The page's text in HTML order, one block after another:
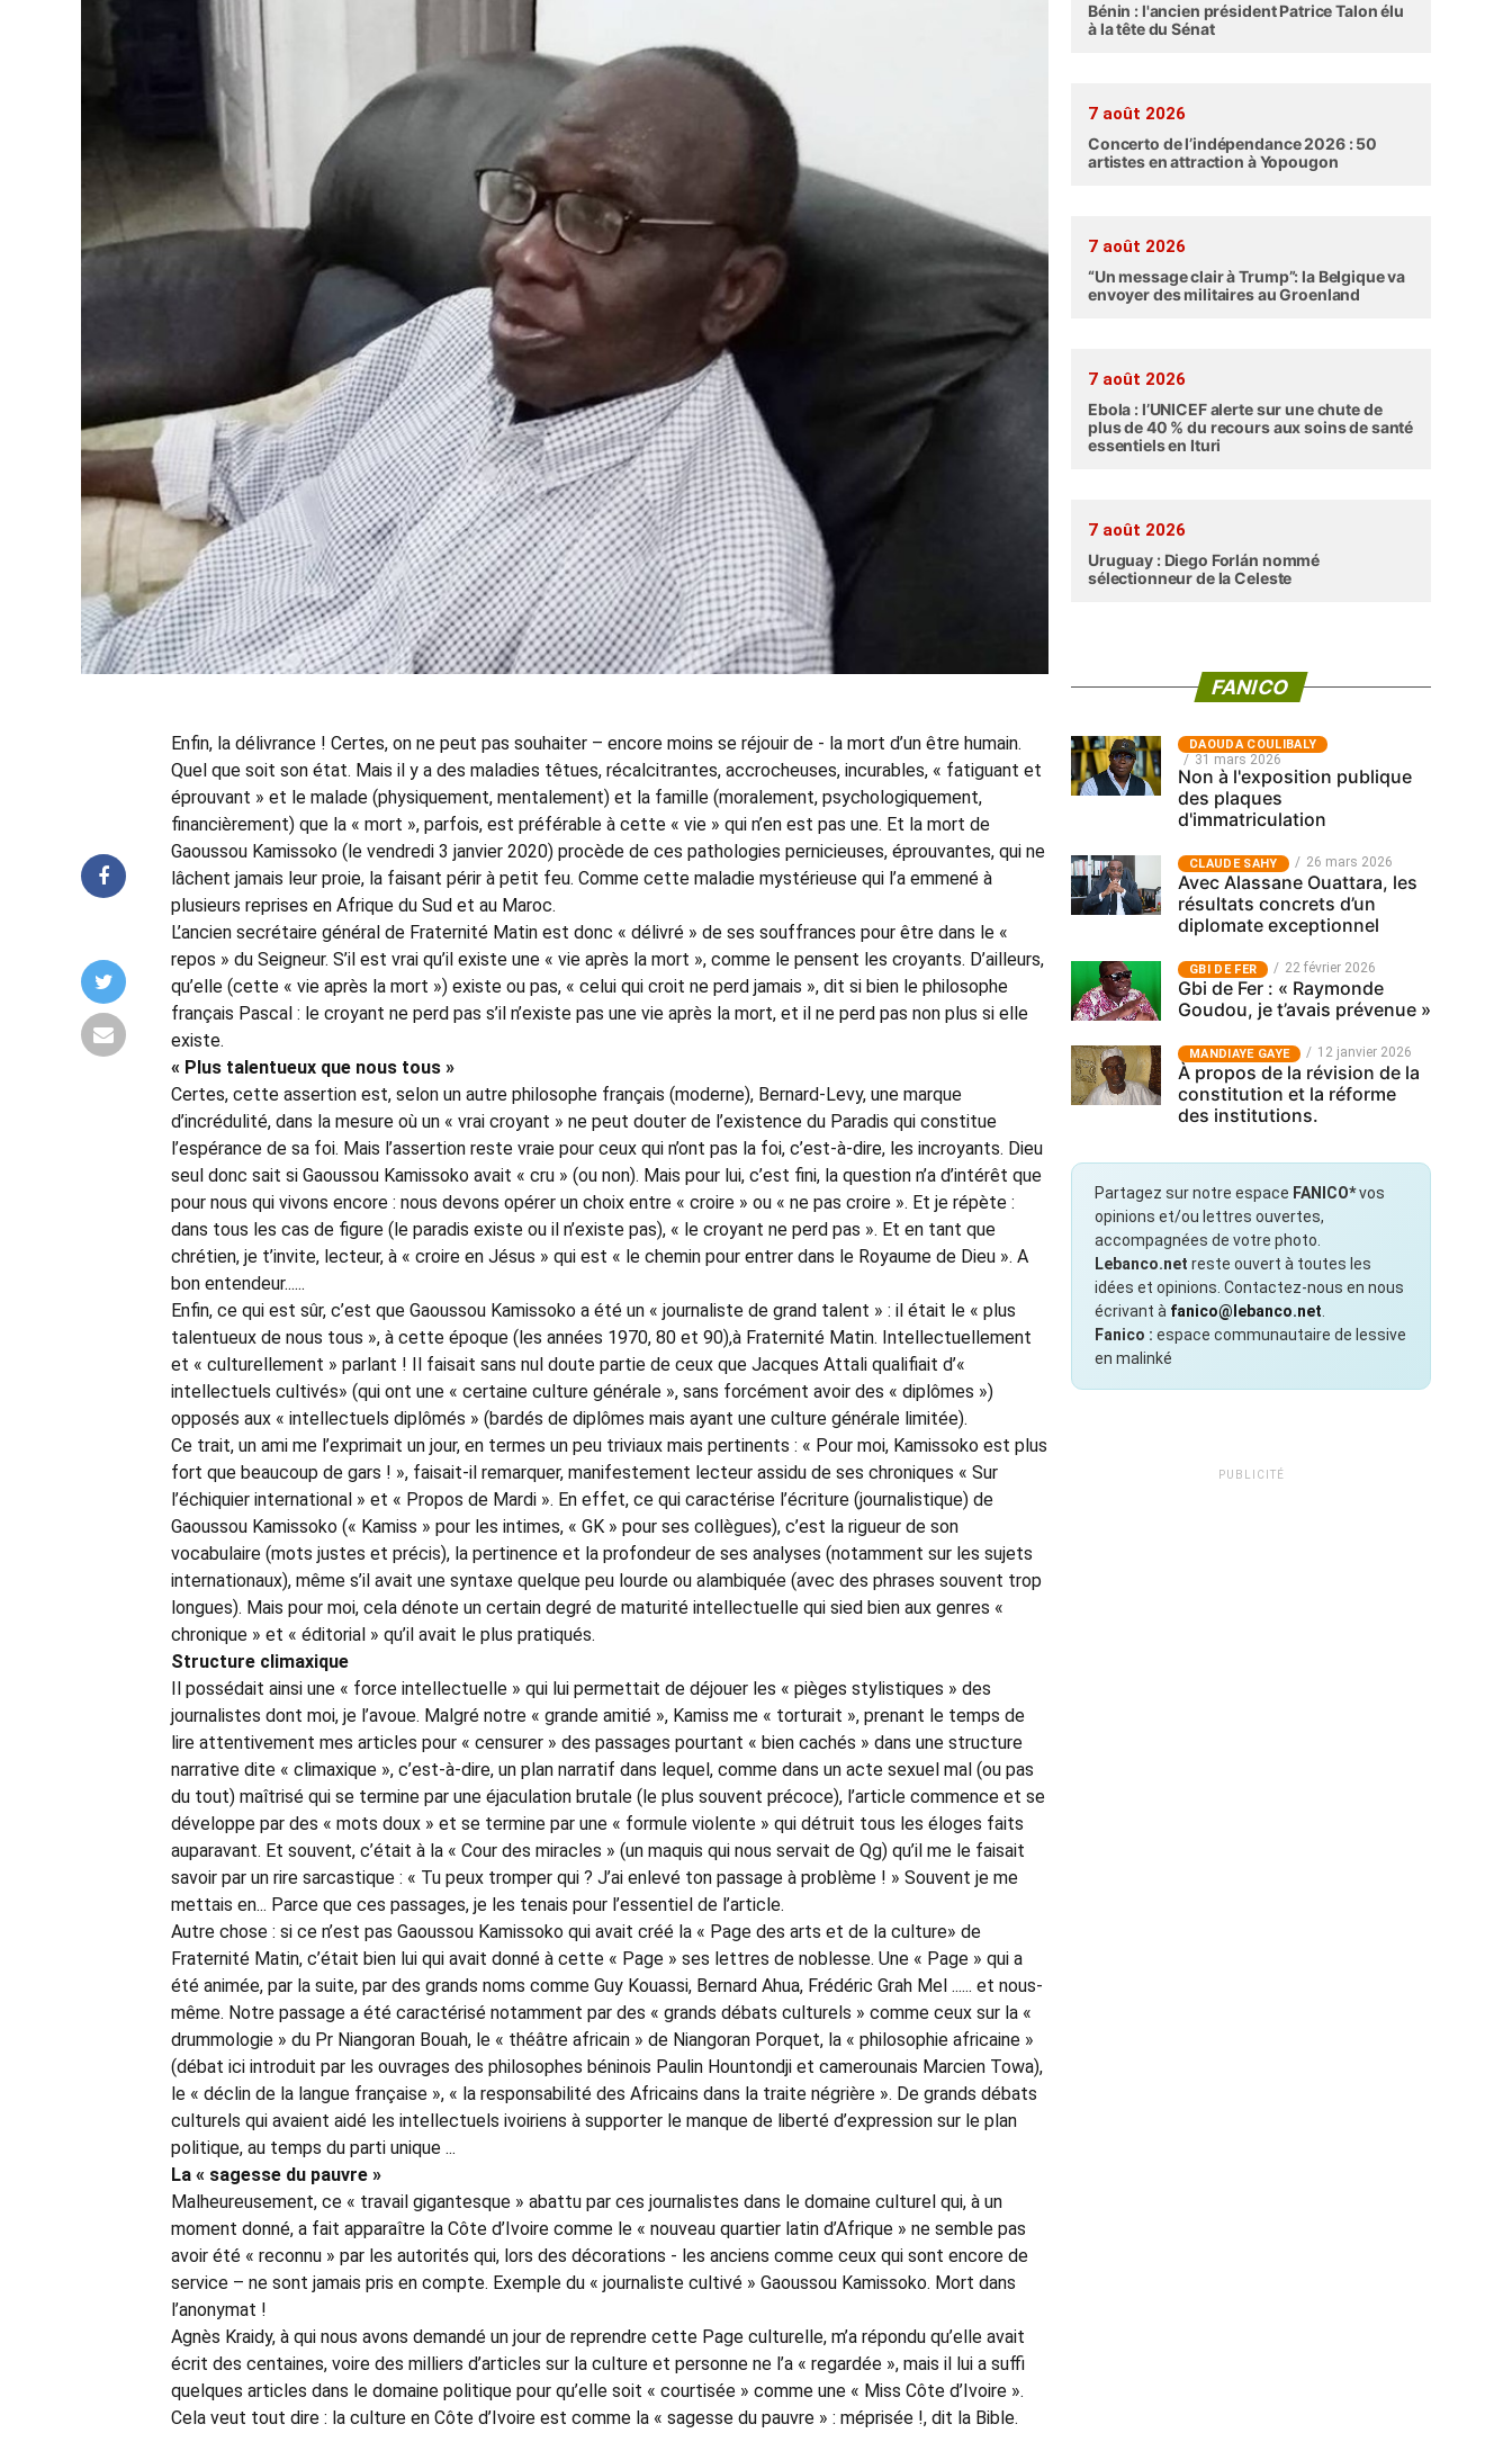
Enfin, la délivrance ! Certes, on ne peut pas souhaiter – encore moins se réjouir de - la mort d’un être humain.
Quel que soit son état. Mais il y a des maladies têtues, récalcitrantes, accrocheuses, incurables, « fatiguant et
éprouvant » et le malade (physiquement, mentalement) et la famille (moralement, psychologiquement,
financièrement) que la « mort », parfois, est préférable à cette « vie » qui n’en est pas une. Et la mort de
Gaoussou Kamissoko (le vendredi 3 janvier 2020) procède de ces pathologies pernicieuses, éprouvantes, qui ne
lâchent jamais leur proie, la faisant périr à petit feu. Comme cette maladie mystérieuse qui l’a emmené à
plusieurs reprises en Afrique du Sud et au Maroc.
L’ancien secrétaire général de Fraternité Matin est donc « délivré » de ses souffrances pour être dans le «
repos » du Seigneur. S’il est vrai qu’il existe une « vie après la mort », comme le pensent les croyants. D’ailleurs,
qu’elle (cette « vie après la mort ») existe ou pas, « celui qui croit ne perd jamais », dit si bien le philosophe
français Pascal : le croyant ne perd pas s’il n’existe pas une vie après la mort, et il ne perd pas non plus si elle
existe.
« Plus talentueux que nous tous »
Certes, cette assertion est, selon un autre philosophe français (moderne), Bernard-Levy, une marque
d’incrédulité, dans la mesure où un « vrai croyant » ne peut douter de l’existence du Paradis qui constitue
l’espérance de sa foi. Mais l’assertion reste vraie pour ceux qui n’ont pas la foi, c’est-à-dire, les incroyants. Dieu
seul donc sait si Gaoussou Kamissoko avait « cru » (ou non). Mais pour lui, c’est fini, la question n’a d’intérêt que
pour nous qui vivons encore : nous devons opérer un choix entre « croire » ou « ne pas croire ». Et je répète :
dans tous les cas de figure (le paradis existe ou il n’existe pas), « le croyant ne perd pas ». Et en tant que
chrétien, je t’invite, lecteur, à « croire en Jésus » qui est « le chemin pour entrer dans le Royaume de Dieu ». A
bon entendeur......
Enfin, ce qui est sûr, c’est que Gaoussou Kamissoko a été un « journaliste de grand talent » : il était le « plus
talentueux de nous tous », à cette époque (les années 1970, 80 et 90),à Fraternité Matin. Intellectuellement
et « culturellement » parlant ! Il faisait sans nul doute partie de ceux que Jacques Attali qualifiait d’«
intellectuels cultivés» (qui ont une « certaine culture générale », sans forcément avoir des « diplômes »)
opposés aux « intellectuels diplômés » (bardés de diplômes mais ayant une culture générale limitée).
Ce trait, un ami me l’exprimait un jour, en termes un peu triviaux mais pertinents : « Pour moi, Kamissoko est plus
fort que beaucoup de gars ! », faisait-il remarquer, manifestement lecteur assidu de ses chroniques « Sur
l’échiquier international » et « Propos de Mardi ». En effet, ce qui caractérise l’écriture (journalistique) de
Gaoussou Kamissoko (« Kamiss » pour les intimes, « GK » pour ses collègues), c’est la rigueur de son
vocabulaire (mots justes et précis), la pertinence et la profondeur de ses analyses (notamment sur les sujets
internationaux), même s’il avait une syntaxe quelque peu lourde ou alambiquée (avec des phrases souvent trop
longues). Mais pour moi, cela dénote un certain degré de maturité intellectuelle qui sied bien aux genres «
chronique » et « éditorial » qu’il avait le plus pratiqués.
Structure climaxique
Il possédait ainsi une « force intellectuelle » qui lui permettait de déjouer les « pièges stylistiques » des
journalistes dont moi, je l’avoue. Malgré notre « grande amitié », Kamiss me « torturait », prenant le temps de
lire attentivement mes articles pour « censurer » des passages pourtant « bien cachés » dans une structure
narrative dite « climaxique », c’est-à-dire, un plan narratif dans lequel, comme dans un acte sexuel mal (ou pas
du tout) maîtrisé qui se termine par une éjaculation brutale (le plus souvent précoce), l’article commence et se
développe par des « mots doux » et se termine par une « formule violente » qui détruit tous les éloges faits
auparavant. Et souvent, c’était à la « Cour des miracles » (un maquis qui nous servait de Qg) qu’il me le faisait
savoir par un rire sarcastique : « Tu peux tromper qui ? J’ai enlevé ton passage à problème ! » Souvent je me
mettais en... Parce que ces passages, je les tenais pour l’essentiel de l’article.
Autre chose : si ce n’est pas Gaoussou Kamissoko qui avait créé la « Page des arts et de la culture» de
Fraternité Matin, c’était bien lui qui avait donné à cette « Page » ses lettres de noblesse. Une « Page » qui a
été animée, par la suite, par des grands noms comme Guy Kouassi, Bernard Ahua, Frédéric Grah Mel ...... et nous-
même. Notre passage a été caractérisé notamment par des « grands débats culturels » comme ceux sur la «
drummologie » du Pr Niangoran Bouah, le « théâtre africain » de Niangoran Porquet, la « philosophie africaine »
(débat ici introduit par les ouvrages des philosophes béninois Paulin Hountondji et camerounais Marcien Towa),
le « déclin de la langue française », « la responsabilité des Africains dans la traite négrière ». De grands débats
culturels qui avaient aidé les intellectuels ivoiriens à supporter le manque de liberté d’expression sur le plan
politique, au temps du parti unique ...
La « sagesse du pauvre »
Malheureusement, ce « travail gigantesque » abattu par ces journalistes dans le domaine culturel qui, à un
moment donné, a fait apparaître la Côte d’Ivoire comme le « nouveau quartier latin d’Afrique » ne semble pas
avoir été « reconnu » par les autorités qui, lors des décorations - les anciens comme ceux qui sont encore de
service – ne sont jamais pris en compte. Exemple du « journaliste cultivé » Gaoussou Kamissoko. Mort dans
l’anonymat !
Agnès Kraidy, à qui nous avons demandé un jour de reprendre cette Page culturelle, m’a répondu qu’elle avait
écrit des centaines, voire des milliers d’articles sur la culture et personne ne l’a « regardée », mais il lui a suffi
quelques articles dans le domaine politique pour qu’elle soit « courtisée » comme une « Miss Côte d’Ivoire ».
Cela veut tout dire : la culture en Côte d’Ivoire est comme la « sagesse du pauvre » : méprisée !, dit la Bible.
Bénin : l'ancien président Patrice Talon élu
à la tête du Sénat
7 août 2026
Concerto de l’indépendance 2026 : 50
artistes en attraction à Yopougon
7 août 2026
“Un message clair à Trump”: la Belgique va
envoyer des militaires au Groenland
7 août 2026
Ebola : l’UNICEF alerte sur une chute de
plus de 40 % du recours aux soins de santé
essentiels en Ituri
7 août 2026
Uruguay : Diego Forlán nommé
sélectionneur de la Celeste
FANICO
‎DAOUDA COULIBALY
31 mars 2026
Non à l'exposition publique
des plaques
d'immatriculation
CLAUDE SAHY 26 mars 2026
Avec Alassane Ouattara, les
résultats concrets d’un
diplomate exceptionnel
GBI DE FER 22 février 2026
Gbi de Fer : « Raymonde
Goudou, je t’avais prévenue »
MANDIAYE GAYE 12 janvier 2026
À propos de la révision de la
constitution et la réforme
des institutions.
Partagez sur notre espace FANICO*vos
opinions et/ou lettres ouvertes,
accompagnées de votre photo.
Lebanco.net reste ouvert à toutes les
idées et opinions. Contactez-nous en nous
écrivant à fanico@lebanco.net
Fanico : espace communautaire de lessive
en malinké
PUBLICITÉ